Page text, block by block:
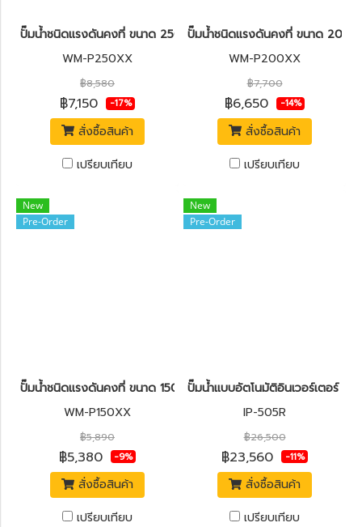
ปั๊มน้ำชนิดแรงดันคงที่ ขนาด 250 วัตต์ HITACHI WM-P250XX
WM-P250XX
฿8,580
฿7,150 -17%
สั่งซื้อสินค้า
เปรียบเทียบ
ปั๊มน้ำชนิดแรงดันคงที่ ขนาด 200
WM-P200XX
฿7,700
฿6,650 -14%
สั่งซื้อสินค้า
เปรียบเทียบ
New
Pre-Order
ปั๊มน้ำชนิดแรงดันคงที่ ขนาด 150 วัตต์ HITACHI WM-P150XX
WM-P150XX
฿5,890
฿5,380 -9%
สั่งซื้อสินค้า
เปรียบเทียบ
New
Pre-Order
ปั๊มน้ำแบบอัตโนมัติอินเวอร์เตอร์ (ถั
IP-505R
฿26,500
฿23,560 -11%
สั่งซื้อสินค้า
เปรียบเทียบ